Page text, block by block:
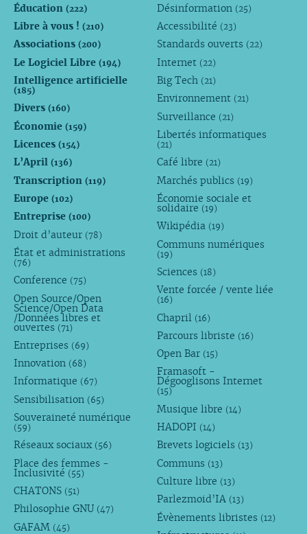
Éducation (222)
Libre à vous ! (210)
Associations (200)
Le Logiciel Libre (194)
Intelligence artificielle
(185)
Divers (160)
Économie (159)
Licences (154)
L’April (136)
Transcription (119)
Europe (102)
Entreprise (100)
Droit d’auteur (78)
État et administrations
(76)
Conference (75)
Open Source/Open
Science/Open Data
/Données libres et
ouvertes (71)
Entreprises (69)
Innovation (68)
Informatique (67)
Sensibilisation (65)
Souveraineté numérique
(59)
Réseaux sociaux (56)
Place des femmes -
Inclusivité (55)
CHATONS (51)
Philosophie GNU (47)
GAFAM (45)
Désinformation (25)
Accessibilité (23)
Standards ouverts (22)
Internet (22)
Big Tech (21)
Environnement (21)
Surveillance (21)
Libertés informatiques
(21)
Café libre (21)
Marchés publics (19)
Économie sociale et
solidaire (19)
Wikipédia (19)
Communs numériques
(19)
Sciences (18)
Vente forcée / vente liée
(16)
Chapril (16)
Parcours libriste (16)
Open Bar (15)
Framasoft -
Dégooglisons Internet
(15)
Musique libre (14)
HADOPI (14)
Brevets logiciels (13)
Communs (13)
Culture libre (13)
Parlezmoid’IA (13)
Évènements libristes (12)